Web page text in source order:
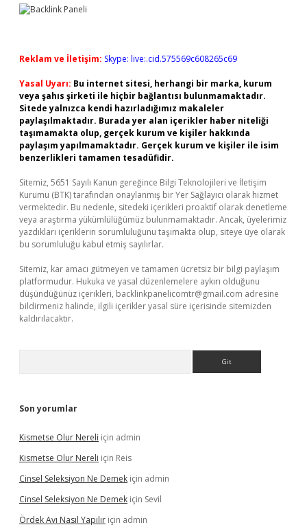
Reklam ve İletişim: Skype: live:.cid.575569c608265c69
Yasal Uyarı: Bu internet sitesi, herhangi bir marka, kurum
veya şahıs şirketi ile hiçbir bağlantısı bulunmamaktadır.
Sitede yalnızca kendi hazırladığımız makaleler
paylaşılmaktadır. Burada yer alan içerikler haber niteliği
taşımamakta olup, gerçek kurum ve kişiler hakkında
paylaşım yapılmamaktadır. Gerçek kurum ve kişiler ile isim
benzerlikleri tamamen tesadüfidir.
Sitemiz, 5651 Sayılı Kanun gereğince Bilgi Teknolojileri ve İletişim
Kurumu (BTK) tarafından onaylanmış bir Yer Sağlayıcı olarak hizmet
vermektedir. Bu nedenle, sitedeki içerikleri proaktif olarak denetleme
veya araştırma yükümlülüğümüz bulunmamaktadır. Ancak, üyelerimiz
yazdıkları içeriklerin sorumluluğunu taşımakta olup, siteye üye olarak
bu sorumluluğu kabul etmiş sayılırlar.
Sitemiz, kar amacı gütmeyen ve tamamen ücretsiz bir bilgi paylaşım
platformudur. Hukuka ve yasal düzenlemelere aykırı olduğunu
düşündüğünüz içerikleri, backlinkpanelicomtr@gmail.com adresine
bildirmeniz halinde, ilgili içerikler yasal süre içerisinde sitemizden
kaldırılacaktır.
Son yorumlar
Kismetse Olur Nereli için admin
Kismetse Olur Nereli için Reis
Cinsel Seleksiyon Ne Demek için admin
Cinsel Seleksiyon Ne Demek için Sevil
Ördek Avı Nasıl Yapılır için admin